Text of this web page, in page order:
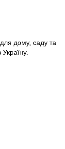
дому, саду та